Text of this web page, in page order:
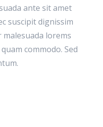
ante sit amet
suscipit dignissim
lorems
commodo. Sed